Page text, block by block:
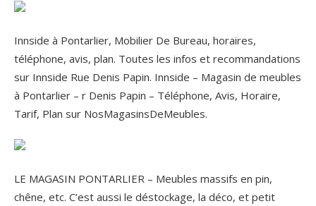
Innside à Pontarlier, Mobilier De Bureau, horaires,
téléphone, avis, plan. Toutes les infos et recommandations
sur Innside Rue Denis Papin. Innside – Magasin de meubles
à Pontarlier – r Denis Papin – Téléphone, Avis, Horaire,
Tarif, Plan sur NosMagasinsDeMeubles.
LE MAGASIN PONTARLIER – Meubles massifs en pin,
chêne, etc. C’est aussi le déstockage, la déco, et petit